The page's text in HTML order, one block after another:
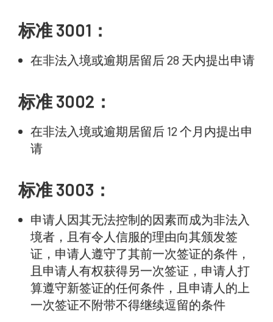
标准 3001：
在非法入境或逾期居留后 28 天内提出申请
标准 3002：
在非法入境或逾期居留后 12 个月内提出申
请
标准 3003：
申请人因其无法控制的因素而成为非法入
境者，且有令人信服的理由向其颁发签
证，申请人遵守了其前一次签证的条件，
且申请人有权获得另一次签证，申请人打
算遵守新签证的任何条件，且申请人的上
一次签证不附带不得继续逗留的条件